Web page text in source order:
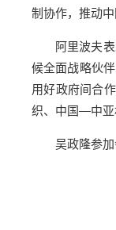
制协作，推动
阿里波夫
候全面战略伙
用好政府间合
织、中国—中亚
吴政隆参加